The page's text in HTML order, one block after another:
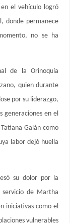
el vehículo logró
donde permanece
no se ha
de la Orinoquía
quien durante
por su liderazgo,
generaciones en el
Galán como
labor dejó huella
su dolor por la
de Martha
iniciativas como el
vulnerables